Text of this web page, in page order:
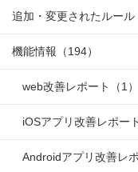
追加・変更されたルール
機能情報 （194）
web改善レポート （1）
iOSアプリ改善レポート
Androidアプリ改善レ